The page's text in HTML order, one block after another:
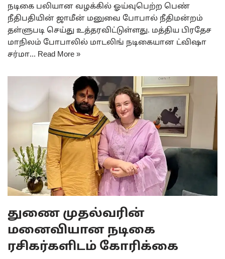
நடிகை பலியான வழக்கில் ஓய்வுபெற்ற பெண்
நீதிபதியின் ஜாமீன் மனுவை போபால் நீதிமன்றம்
தள்ளுபடி செய்து உத்தரவிட்டுள்ளது. மத்திய பிரதேச
மாநிலம் போபாலில் மாடலிங் நடிகையான ட்விஷா
சர்மா… Read More »
துணை முதல்வரின்
மனைவியான நடிகை
ரசிகர்களிடம் கோரிக்கை